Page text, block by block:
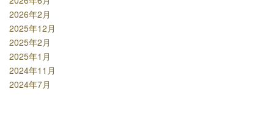
2026年2月
2025年12月
2025年2月
2025年1月
2024年11月
2024年7月